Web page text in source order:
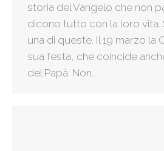
storia del Vangelo che non
dicono tutto con la loro vita.
una di queste. Il 19 marzo la
sua festa, che coincide
del Papà. Non…